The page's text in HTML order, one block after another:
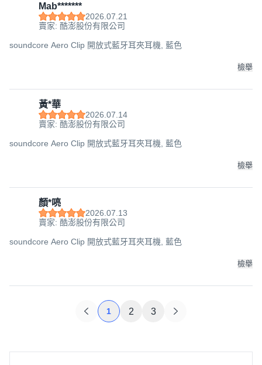
Mab*******
2026.07.21
賣家: 酷澎股份有限公司
soundcore Aero Clip 開放式藍牙耳夾耳機, 藍色
檢舉
黃*華
2026.07.14
賣家: 酷澎股份有限公司
soundcore Aero Clip 開放式藍牙耳夾耳機, 藍色
檢舉
顏*喨
2026.07.13
賣家: 酷澎股份有限公司
soundcore Aero Clip 開放式藍牙耳夾耳機, 藍色
檢舉
1 2 3